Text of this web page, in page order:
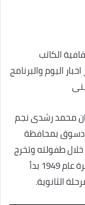
الكاتب
اليوم والبرنامج
محمد رشدى نجم
عام 1928 في مدينة دسوق بمحافظة
طفولته وتخرج
من معهد “فؤاد الأول للموسيقى” سابقا بالقاهرة عام 1949 بدأ
الثانوية.